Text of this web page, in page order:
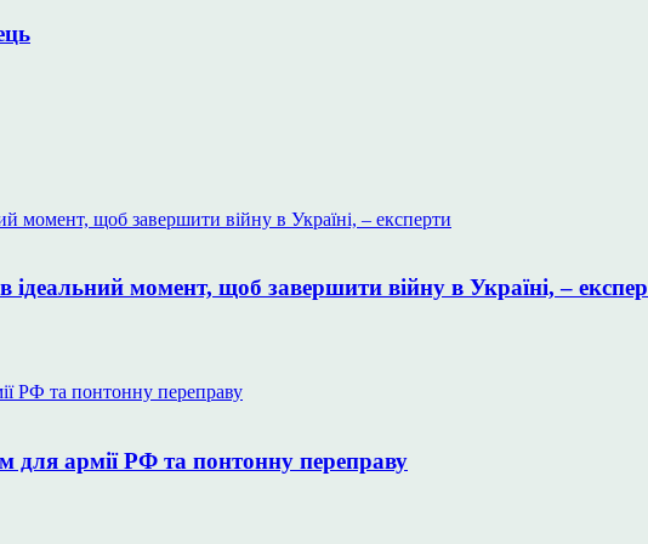
момент, щоб завершити війну в Україні, –
для армії РФ та понтонну переправу